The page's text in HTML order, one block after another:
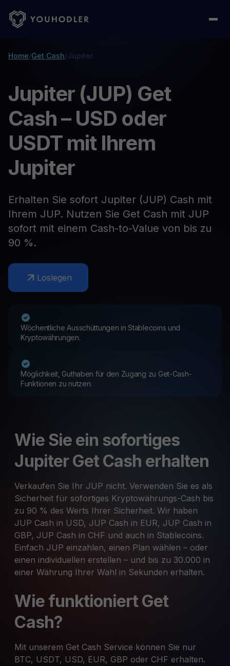
Home/Get Cash/Jupiter
Jupiter (JUP) Get
Cash – USD oder
USDT mit Ihrem
Jupiter
Erhalten Sie sofort Jupiter (JUP) Cash mit
Ihrem JUP. Nutzen Sie Get Cash mit JUP
sofort mit einem Cash-to-Value von bis zu
90 %.
Loslegen
Wöchentliche Ausschüttungen in Stablecoins und
Kryptowährungen.
Möglichkeit, Guthaben für den Zugang zu Get-Cash-
Funktionen zu nutzen.
Wie Sie ein sofortiges
Jupiter Get Cash erhalten
Verkaufen Sie Ihr JUP nicht. Verwenden Sie es als
Sicherheit für sofortiges Kryptowährungs-Cash bis
zu 90 % des Werts Ihrer Sicherheit. Wir haben
JUP Cash in USD, JUP Cash in EUR, JUP Cash in
GBP, JUP Cash in CHF und auch in Stablecoins.
Einfach JUP einzahlen, einen Plan wählen – oder
einen individuellen erstellen – und bis zu 30.000 in
einer Währung Ihrer Wahl in Sekunden erhalten.
Wie funktioniert Get
Cash?
Mit unserem Get Cash Service können Sie nur
BTC, USDT, USD, EUR, GBP oder CHF erhalten.